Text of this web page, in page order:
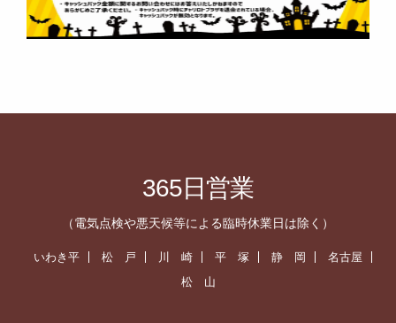
365日営業
（電気点検や悪天候等による臨時休業日は除く）
いわき平 松 戸 川 崎 平 塚 静 岡
名古屋
松 山